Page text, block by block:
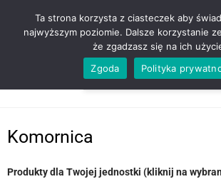
ZADZWOŃ TEL. 600 352 938
Komornica
Produkty dla Twojej jednostki (kliknij na
Ta strona korzysta z ciasteczek aby
najwyższym poziomie. Dalsze korzystanie
że zgadzasz się na ich
Zgoda
Polityka